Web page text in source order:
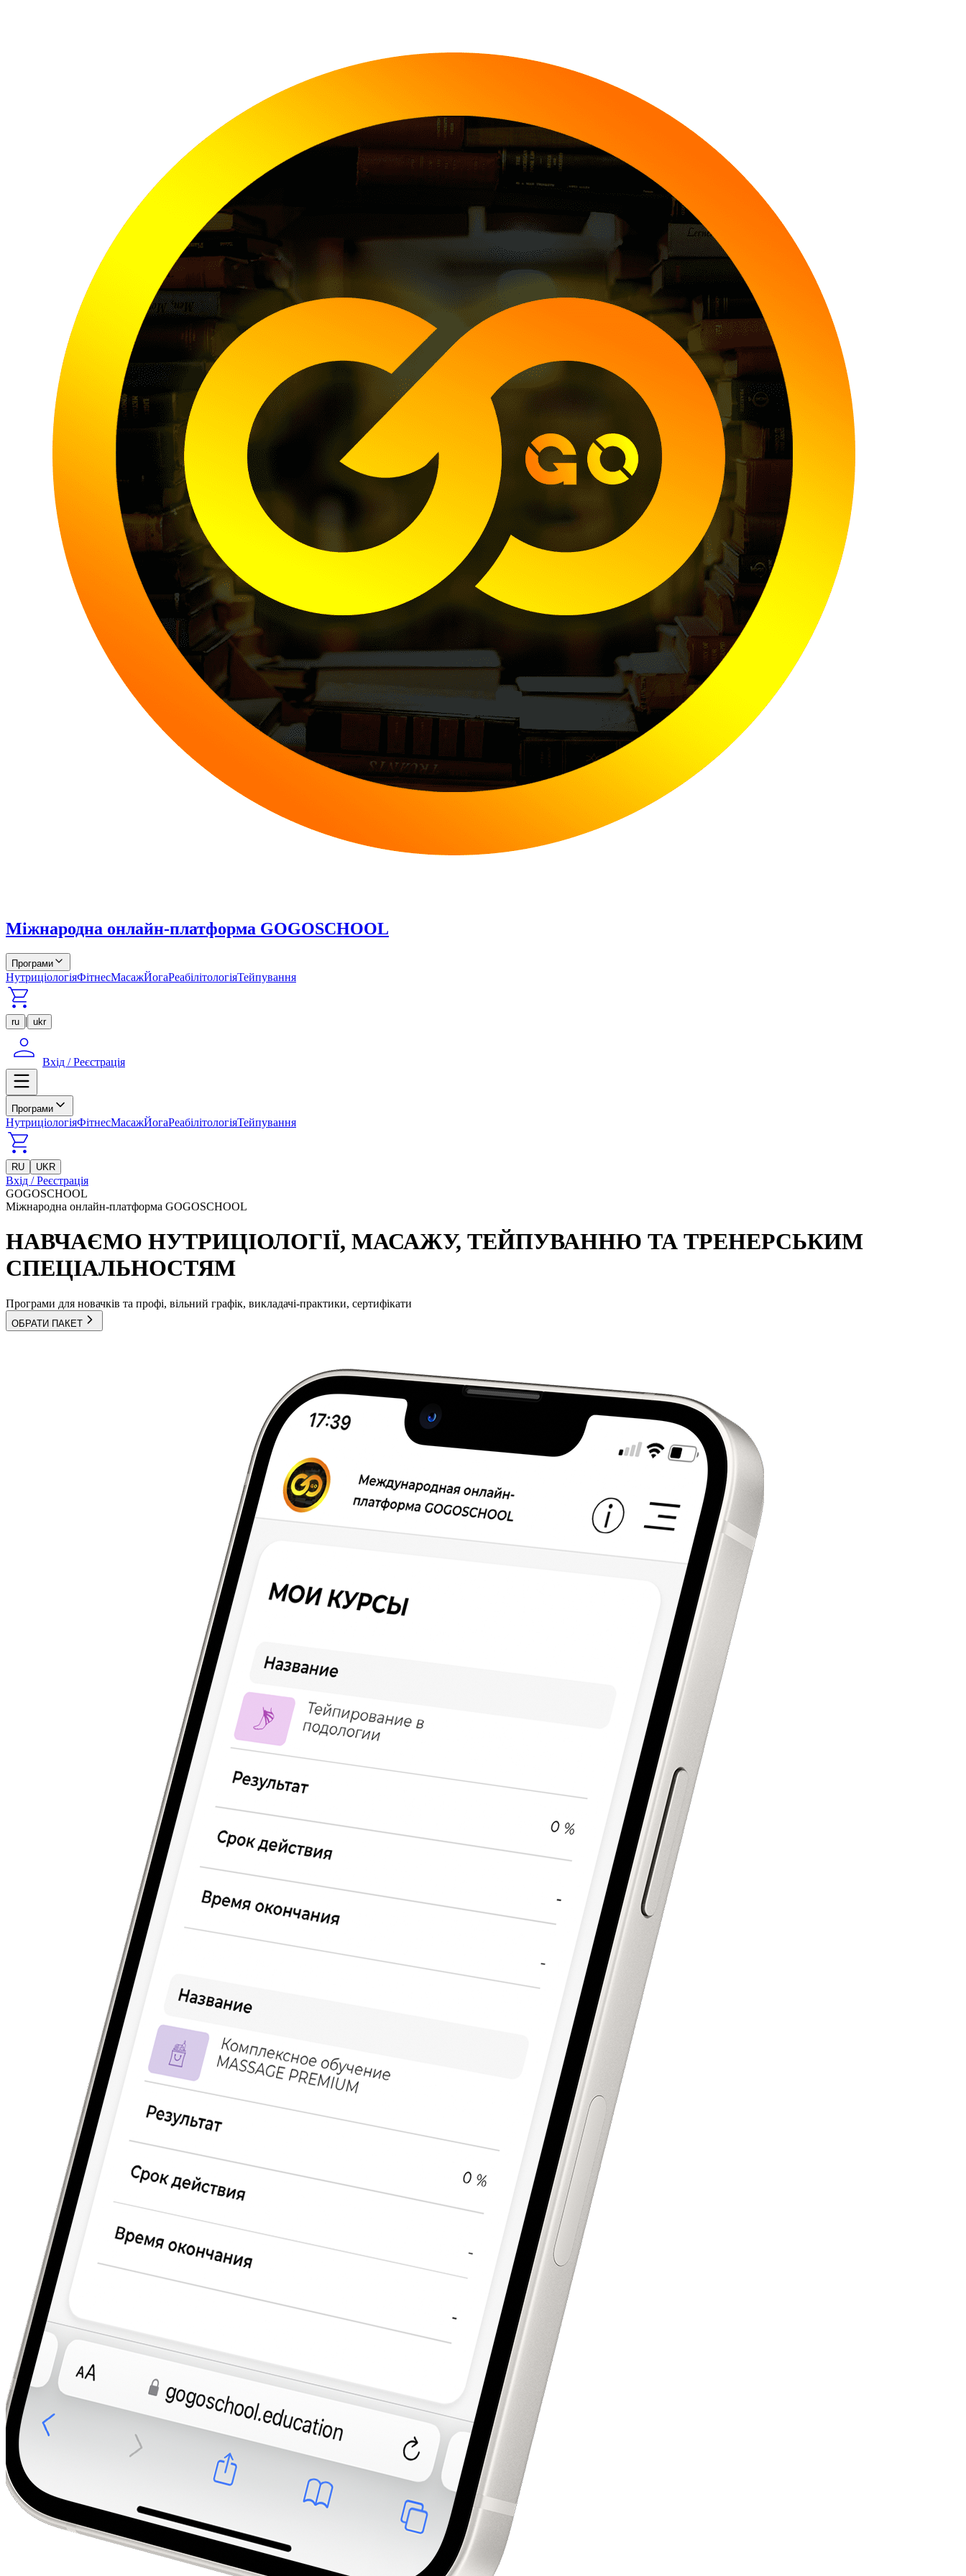
Міжнародна онлайн-платформа GOGOSCHOOL
Програми
НутриціологіяФітнесМасажЙогаРеабілітологіяТейпування
ru | ukr
Вхід / Реєстрація
Програми
НутриціологіяФітнесМасажЙогаРеабілітологіяТейпування
RU UKR
Вхід / Реєстрація
GOGOSCHOOL
Міжнародна онлайн-платформа GOGOSCHOOL
НАВЧАЄМО НУТРИЦІОЛОГІЇ, МАСАЖУ, ТЕЙПУВАННЮ ТА ТРЕНЕРСЬКИМ
СПЕЦІАЛЬНОСТЯМ
Програми для новачків та профі, вільний графік, викладачі-практики, сертифікати
ОБРАТИ ПАКЕТ